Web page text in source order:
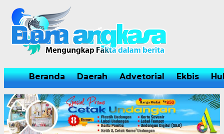
Beranda Daerah Advetorial Ekbis